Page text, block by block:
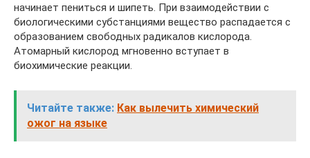
начинает пениться и шипеть. При взаимодействии с
биологическими субстанциями вещество распадается с
образованием свободных радикалов кислорода.
Атомарный кислород мгновенно вступает в
биохимические реакции.
Читайте также: Как вылечить химический
ожог на языке